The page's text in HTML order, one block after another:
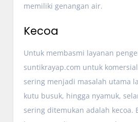
memiliki genangan air.
Kecoa
Untuk membasmi layanan
suntikrayap.com untuk
sering menjadi masalah utama
kutu busuk, hingga nyamuk,
sering ditemukan adalah kecoa.